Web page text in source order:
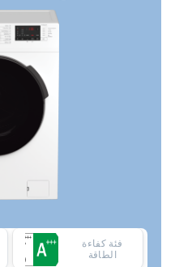
فئة كفاءة
الطاقة